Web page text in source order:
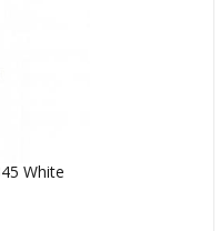
White